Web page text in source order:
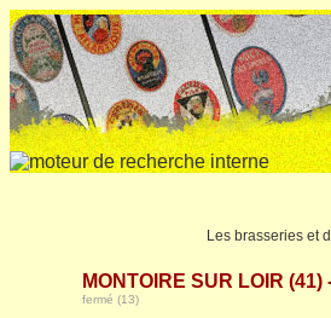
Les brasseries et
MONTOIRE SUR LOIR
fermé (13)